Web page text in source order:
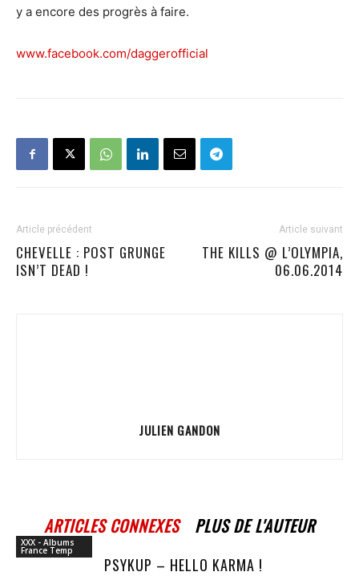
y a encore des progrès à faire.
www.facebook.com/daggerofficial
Article précédent
CHEVELLE : POST GRUNGE
ISN’T DEAD !
Article suivant
THE KILLS @ L’OLYMPIA,
06.06.2014
JULIEN GANDON
ARTICLES CONNEXES PLUS DE L'AUTEUR
XXX - Albums
France Temp
PSYKUP – HELLO KARMA !